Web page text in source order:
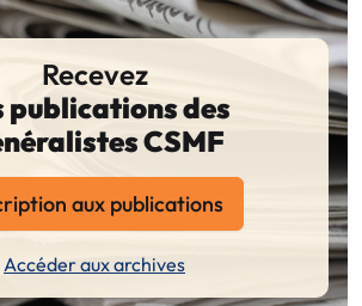
Recevez
publications des
CSMF
aux publications
Accéder aux archives